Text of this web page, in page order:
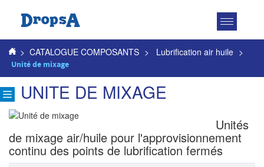
Toggle
> CATALOGUE COMPOSANTS > Lubrification air huile >
Unité de mixage
UNITE DE MIXAGE
Unités
de mixage air/huile pour l'approvisionnement
continu des points de lubrification fermés